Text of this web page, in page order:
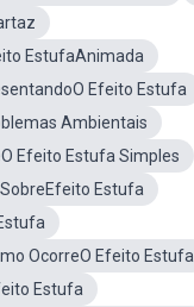
EstufaAnimada
Efeito Estufa
Ambientais
Efeito Estufa Simples
Estufa
OcorreO Efeito Estufa
Estufa